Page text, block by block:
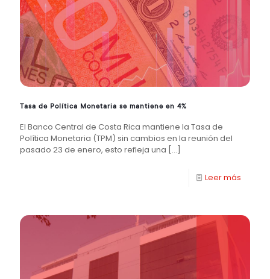
Tasa de Política Monetaria se mantiene en 4%
El Banco Central de Costa Rica mantiene la Tasa de
Política Monetaria (TPM) sin cambios en la reunión del
pasado 23 de enero, esto refleja una […]
Leer más